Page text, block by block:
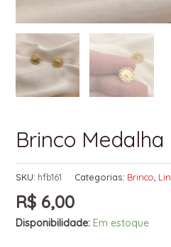
Brinco Medalha
SKU: hfb161 Categorias: Brinco
R$6,00
Disponibilidade: Em estoque